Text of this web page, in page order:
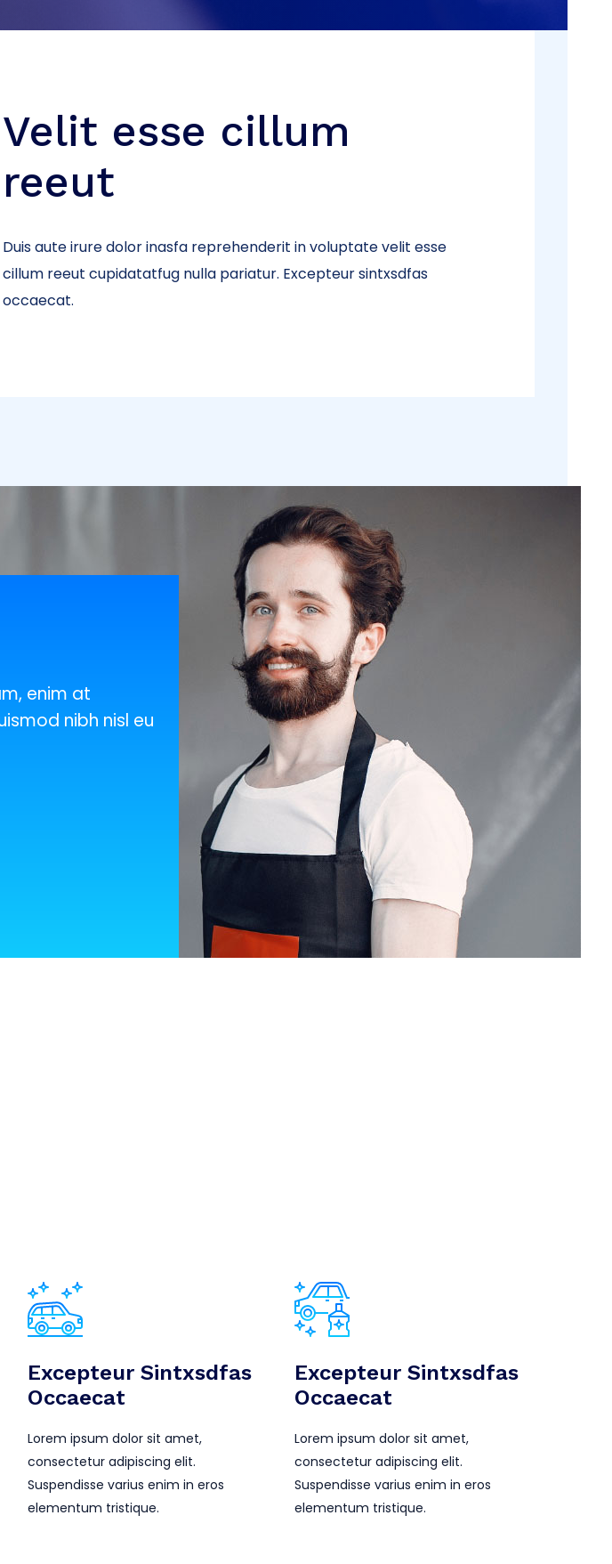
Velit esse cillum
reeut
Duis aute irure dolor inasfa reprehenderit in voluptate velit esse
cillum reeut cupidatatfug nulla pariatur. Excepteur sintxsdfas
occaecat.
enim at
nibh nisl eu
Excepteur Sintxsdfas
Occaecat
Lorem ipsum dolor sit amet,
consectetur adipiscing elit.
Suspendisse varius enim in eros
elementum tristique.
Excepteur Sintxsdfas
Occaecat
Lorem ipsum dolor sit amet,
consectetur adipiscing elit.
Suspendisse varius enim in eros
elementum tristique.